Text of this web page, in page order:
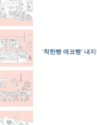
'착한빵 에코빵' 내지